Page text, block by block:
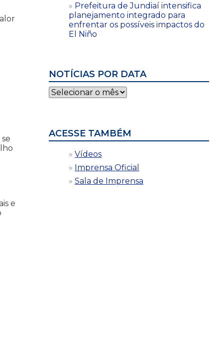
e
Prefeitura de Jundiaí intensifica
planejamento integrado para
enfrentar os possíveis impactos do
El Niño
NOTÍCIAS POR DATA
Notícias
por
ACESSE TAMBÉM
Vídeos
Imprensa Oficial
Sala de Imprensa